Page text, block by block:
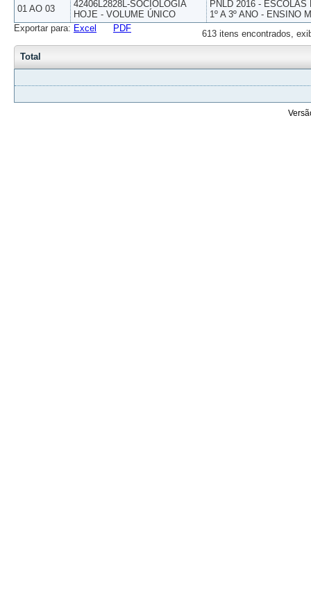
01 AO 03
42406L2828L-SOCIOLOGIA
HOJE - VOLUME ÚNICO
PNLD 2016 -
1º A 3º ANO - ENSINO
613 itens encontrados,
Exportar para: Excel PDF
Total